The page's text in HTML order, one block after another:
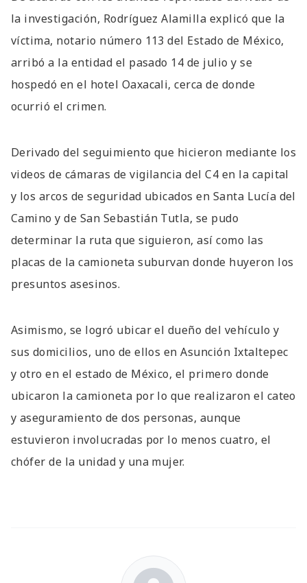
la investigación, Rodríguez Alamilla explicó que la
víctima, notario número 113 del Estado de México,
arribó a la entidad el pasado 14 de julio y se
hospedó en el hotel Oaxacali, cerca de donde
ocurrió el crimen.
Derivado del seguimiento que hicieron mediante los
videos de cámaras de vigilancia del C4 en la capital
y los arcos de seguridad ubicados en Santa Lucía del
Camino y de San Sebastián Tutla, se pudo
determinar la ruta que siguieron, así como las
placas de la camioneta suburvan donde huyeron los
presuntos asesinos.
Asimismo, se logró ubicar el dueño del vehículo y
sus domicilios, uno de ellos en Asunción Ixtaltepec
y otro en el estado de México, el primero donde
ubicaron la camioneta por lo que realizaron el cateo
y aseguramiento de dos personas, aunque
estuvieron involucradas por lo menos cuatro, el
chófer de la unidad y una mujer.